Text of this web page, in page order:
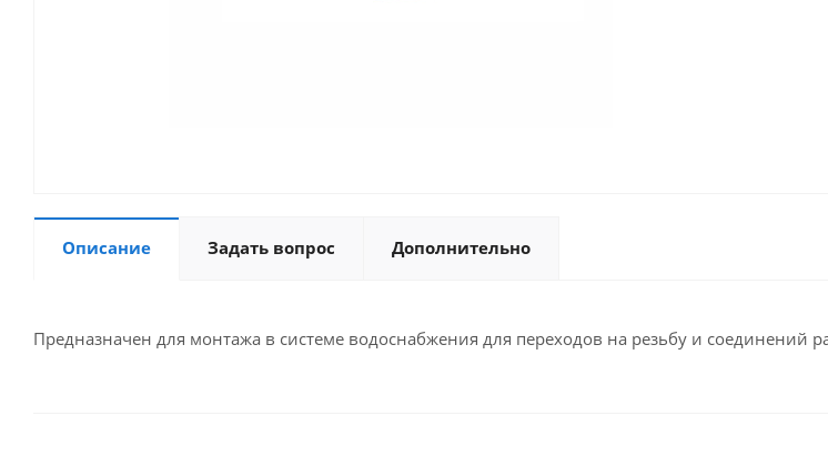
Описание Задать вопрос Дополнительно
Предназначен для монтажа в системе водоснабжения для переходов на резьбу и соединений